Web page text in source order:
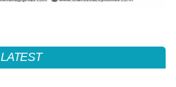
LATEST